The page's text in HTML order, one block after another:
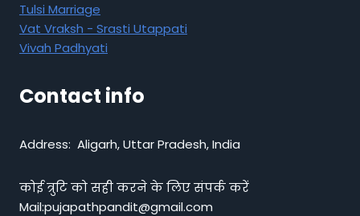
Tulsi Marriage
Vat Vraksh - Srasti Utappati
Vivah Padhyati
Contact info
Address: Aligarh, Uttar Pradesh, India
कोई त्रुटि को सही करने के लिए संपर्क करें
Mail:pujapathpandit@gmail.com